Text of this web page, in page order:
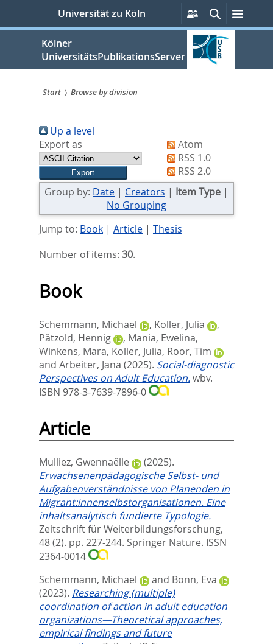
springen
Universität zu Köln
Persönliche
Services
SucheMenü
Kölner
UniversitätsPublikationsServer
sind
hier:
Start Browse by division
Up a level
Export as
Atom
RSS 1.0
RSS 2.0
Group by: Date | Creators | Item Type |
No Grouping
Jump to: Book| Article| Thesis
Number of items: 30.
Book
Schemmann, Michael , Koller, Julia
,
Pätzold, Hennig
, Mania, Ewelina,
Winkens, Mara, Koller, Julia, Roor, Tim
and Arbeiter, Jana (2025). Social-diagnostic
Perspectives on Adult Education.wbv.
ISBN 978-3-7639-7896-0
Article
Mulliez, Gwennaëlle
(2025).
Erwachsenenpädagogische Selbst- und
Aufgabenverständnisse von Planenden in
Migrant:innenselbstorganisationen. Eine
inhaltsanalytisch fundierte Typologie.
Zeitschrift für Weiterbildungsforschung,
48 (2). pp. 227-244. Springer Nature. ISSN
2364-0014
Schemmann, Michael
and Bonn, Eva
(2023). Researching (multiple)
coordination of action in adult education
organizations—Theoretical approaches,
empirical findings and future